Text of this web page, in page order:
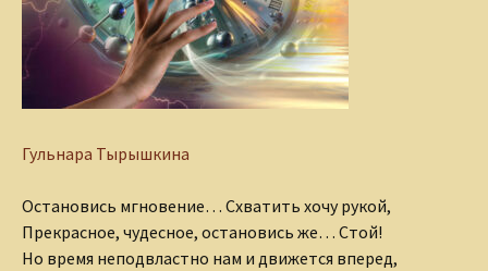
Гульнара Тырышкина
Остановись мгновение… Схватить хочу рукой,
Прекрасное, чудесное, остановись же… Стой!
Но время неподвластно нам и движется вперед,